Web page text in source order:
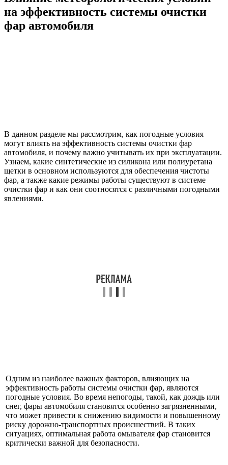
на эффективность системы очистки
фар автомобиля
В данном разделе мы рассмотрим, как погодные условия
могут влиять на эффективность системы очистки фар
автомобиля, и почему важно учитывать их при эксплуатации.
Узнаем, какие синтетические из силикона или полиуретана
щетки в основном используются для обеспечения чистоты
фар, а также какие режимы работы существуют в системе
очистки фар и как они соотносятся с различными погодными
явлениями.
Одним из наиболее важных факторов, влияющих на
эффективность работы системы очистки фар, являются
погодные условия. Во время непогоды, такой, как дождь или
снег, фары автомобиля становятся особенно загрязненными,
что может привести к снижению видимости и повышенному
риску дорожно-транспортных происшествий. В таких
ситуациях, оптимальная работа омывателя фар становится
критически важной для безопасности.